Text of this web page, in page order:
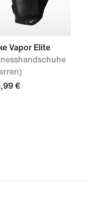
Vapor Elite
€